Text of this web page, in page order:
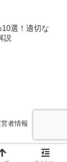
選！適切な
説
者情報
Reserved.